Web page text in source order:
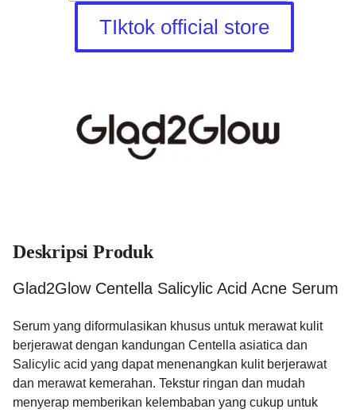
TIktok official store
Deskripsi Produk
Glad2Glow Centella Salicylic Acid Acne Serum
Serum yang diformulasikan khusus untuk merawat kulit
berjerawat dengan kandungan Centella asiatica dan
Salicylic acid yang dapat menenangkan kulit berjerawat
dan merawat kemerahan. Tekstur ringan dan mudah
menyerap memberikan kelembaban yang cukup untuk